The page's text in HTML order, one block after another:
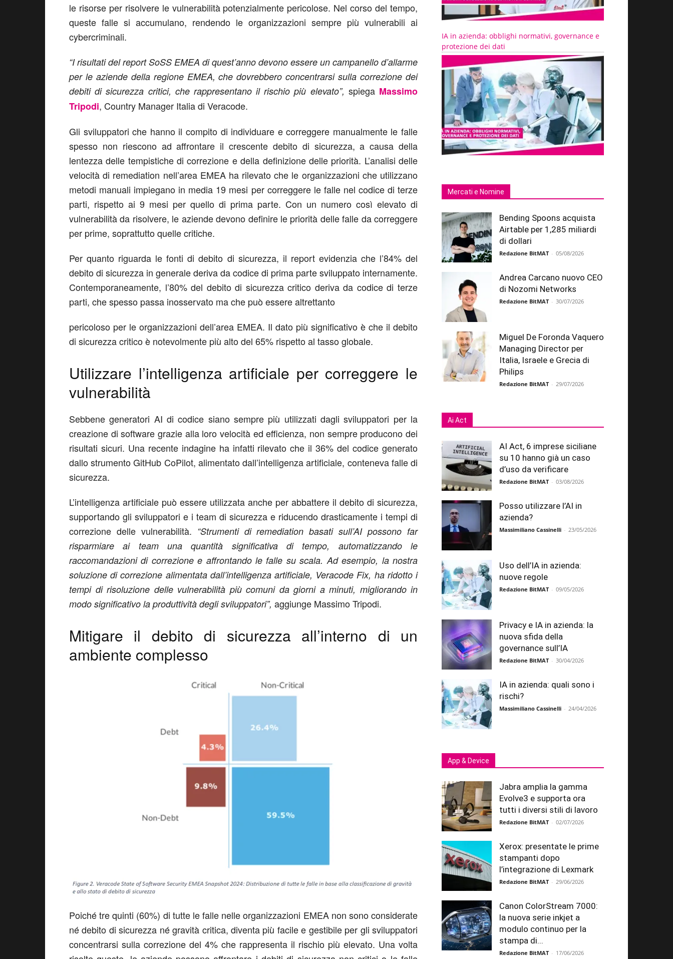
le risorse per risolvere le vulnerabilità potenzialmente pericolose. Nel corso del tempo,
queste falle si accumulano, rendendo le organizzazioni sempre più vulnerabili ai
cybercriminali.
“I risultati del report SoSS EMEA di quest’anno devono essere un campanello d’allarme
per le aziende della regione EMEA, che dovrebbero concentrarsi sulla correzione dei
debiti di sicurezza critici, che rappresentano il rischio più elevato”, spiega Massimo
Tripodi, Country Manager Italia di Veracode.
Gli sviluppatori che hanno il compito di individuare e correggere manualmente le falle
spesso non riescono ad affrontare il crescente debito di sicurezza, a causa della
lentezza delle tempistiche di correzione e della definizione delle priorità. L’analisi delle
velocità di remediation nell’area EMEA ha rilevato che le organizzazioni che utilizzano
metodi manuali impiegano in media 19 mesi per correggere le falle nel codice di terze
parti, rispetto ai 9 mesi per quello di prima parte. Con un numero così elevato di
vulnerabilità da risolvere, le aziende devono definire le priorità delle falle da correggere
per prime, soprattutto quelle critiche.
Per quanto riguarda le fonti di debito di sicurezza, il report evidenzia che l’84% del
debito di sicurezza in generale deriva da codice di prima parte sviluppato internamente.
Contemporaneamente, l’80% del debito di sicurezza critico deriva da codice di terze
parti, che spesso passa inosservato ma che può essere altrettanto
pericoloso per le organizzazioni dell’area EMEA. Il dato più significativo è che il debito
di sicurezza critico è notevolmente più alto del 65% rispetto al tasso globale.
Utilizzare l’intelligenza artificiale per correggere le
vulnerabilità
Sebbene generatori AI di codice siano sempre più utilizzati dagli sviluppatori per la
creazione di software grazie alla loro velocità ed efficienza, non sempre producono dei
risultati sicuri. Una recente indagine ha infatti rilevato che il 36% del codice generato
dallo strumento GitHub CoPilot, alimentato dall’intelligenza artificiale, conteneva falle di
sicurezza.
L’intelligenza artificiale può essere utilizzata anche per abbattere il debito di sicurezza,
supportando gli sviluppatori e i team di sicurezza e riducendo drasticamente i tempi di
correzione delle vulnerabilità. “Strumenti di remediation basati sull’AI possono far
risparmiare ai team una quantità significativa di tempo, automatizzando le
raccomandazioni di correzione e affrontando le falle su scala. Ad esempio, la nostra
soluzione di correzione alimentata dall’intelligenza artificiale, Veracode Fix, ha ridotto i
tempi di risoluzione delle vulnerabilità più comuni da giorni a minuti, migliorando in
modo significativo la produttività degli sviluppatori”, aggiunge Massimo Tripodi.
Mitigare il debito di sicurezza all’interno di un
ambiente complesso
Poiché tre quinti (60%) di tutte le falle nelle organizzazioni EMEA non sono considerate
né debito di sicurezza né gravità critica, diventa più facile e gestibile per gli sviluppatori
concentrarsi sulla correzione del 4% che rappresenta il rischio più elevato. Una volta
IA in azienda: obblighi normativi, governance e
protezione dei dati
Mercati e Nomine
Bending Spoons acquista
Airtable per 1,285 miliardi
di dollari
Redazione BitMAT - 05/08/2026
Andrea Carcano nuovo CEO
di Nozomi Networks
Redazione BitMAT - 30/07/2026
Miguel De Foronda Vaquero
Managing Director per
Italia, Israele e Grecia di
Philips
Redazione BitMAT - 29/07/2026
Ai Act
AI Act, 6 imprese siciliane
su 10 hanno già un caso
d’uso da verificare
Redazione BitMAT - 03/08/2026
Posso utilizzare l’AI in
azienda?
Massimiliano Cassinelli - 23/05/2026
Uso dell’IA in azienda:
nuove regole
Redazione BitMAT - 09/05/2026
Privacy e IA in azienda: la
nuova sfida della
governance sull’IA
Redazione BitMAT - 30/04/2026
IA in azienda: quali sono i
rischi?
Massimiliano Cassinelli - 24/04/2026
App & Device
Jabra amplia la gamma
Evolve3 e supporta ora
tutti i diversi stili di lavoro
Redazione BitMAT - 02/07/2026
Xerox: presentate le prime
stampanti dopo
l’integrazione di Lexmark
Redazione BitMAT - 29/06/2026
Canon ColorStream 7000:
la nuova serie inkjet a
modulo continuo per la
stampa di...
Redazione BitMAT - 17/06/2026